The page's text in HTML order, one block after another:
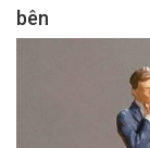
bên